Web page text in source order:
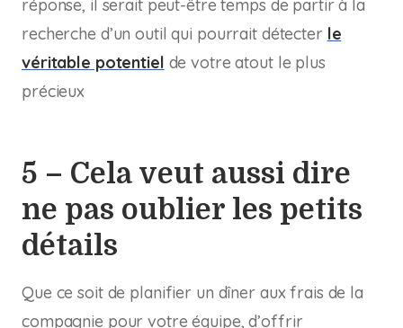
réponse, il serait peut-être temps de partir à la
recherche d’un outil qui pourrait détecter le
véritable potentiel de votre atout le plus
précieux
5 – Cela veut aussi dire
ne pas oublier les petits
détails
Que ce soit de planifier un dîner aux frais de la
compagnie pour votre équipe, d’offrir